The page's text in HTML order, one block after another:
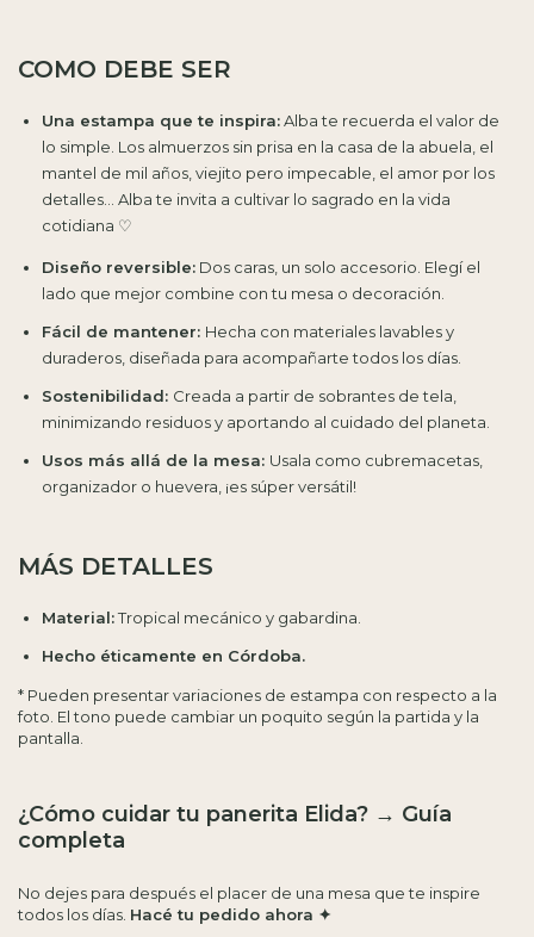
COMO DEBE SER
Una estampa que te inspira:Alba te recuerda el valor de
lo simple. Los almuerzos sin prisa en la casa de la abuela, el
mantel de mil años, viejito pero impecable, el amor por los
detalles... Alba te invita a cultivar lo sagrado en la vida
cotidiana ♡
Diseño reversible: Dos caras, un solo accesorio. Elegí el
lado que mejor combine con tu mesa o decoración.
Fácil de mantener: Hecha con materiales lavables y
duraderos, diseñada para acompañarte todos los días.
Sostenibilidad: Creada a partir de sobrantes de tela,
minimizando residuos y aportando al cuidado del planeta.
Usos más allá de la mesa: Usala como cubremacetas,
organizador o huevera, ¡es súper versátil!
MÁS DETALLES
Material:Tropical mecánico y gabardina.
Hecho éticamente en Córdoba.
* Pueden presentar variaciones de estampa con respecto a la
foto. El tono puede cambiar un poquito según la partida y la
pantalla.
¿Cómo cuidar tu panerita Elida? → Guía
completa
No dejes para después el placer de una mesa que te inspire
todos los días. Hacé tu pedido ahora ✦